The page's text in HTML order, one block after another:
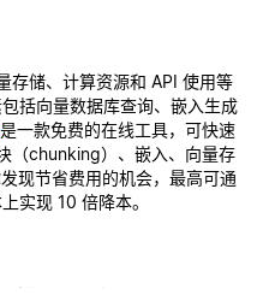
存储、计算资源和 API 使用等
括向量数据库查询、嵌入生成
是一款免费的在线工具，可快速
（chunking）、嵌入、向量存
现节省费用的机会，最高可通
实现 10 倍降本。